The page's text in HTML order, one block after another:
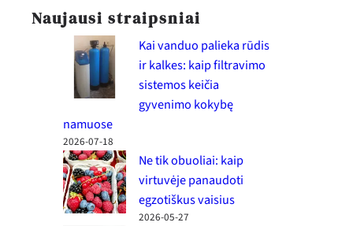
Naujausi straipsniai
Kai vanduo palieka rūdis
ir kalkes: kaip filtravimo
sistemos keičia
gyvenimo kokybę
namuose
2026-07-18
Ne tik obuoliai: kaip
virtuvėje panaudoti
egzotiškus vaisius
2026-05-27